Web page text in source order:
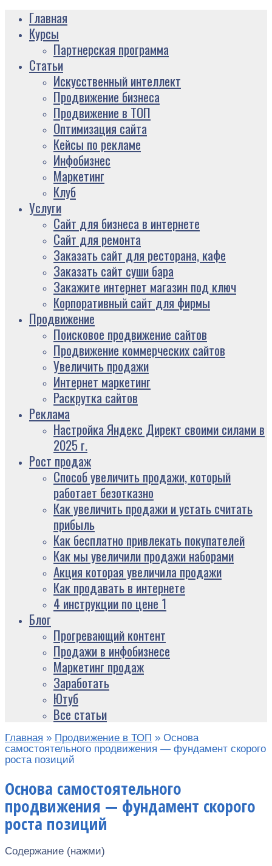
Главная
Курсы
Партнерская программа
Статьи
Искусственный интеллект
Продвижение бизнеса
Продвижение в ТОП
Оптимизация сайта
Кейсы по рекламе
Инфобизнес
Маркетинг
Клуб
Услуги
Сайт для бизнеса в интернете
Сайт для ремонта
Заказать сайт для ресторана, кафе
Заказать сайт суши бара
Закажите интернет магазин под ключ
Корпоративный сайт для фирмы
Продвижение
Поисковое продвижение сайтов
Продвижение коммерческих сайтов
Увеличить продажи
Интернет маркетинг
Раскрутка сайтов
Реклама
Настройка Яндекс Директ своими силами в
2025 г.
Рост продаж
Способ увеличить продажи, который
работает безотказно
Как увеличить продажи и устать считать
прибыль
Как бесплатно привлекать покупателей
Как мы увеличили продажи наборами
Акция которая увеличила продажи
Как продавать в интернете
4 инструкции по цене 1
Блог
Прогревающий контент
Продажи в инфобизнесе
Маркетинг продаж
Заработать
Ютуб
Все статьи
Главная » Продвижение в ТОП » Основа
самостоятельного продвижения — фундамент скорого
роста позиций
Основа самостоятельного
продвижения — фундамент скорого
роста позиций
Содержание (нажми)